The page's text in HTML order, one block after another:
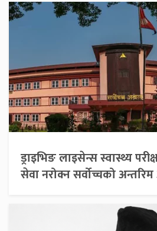
ड्राइभिङ लाइसेन्स स्वास्थ्य
सेवा नरोक्न सर्वोच्चको